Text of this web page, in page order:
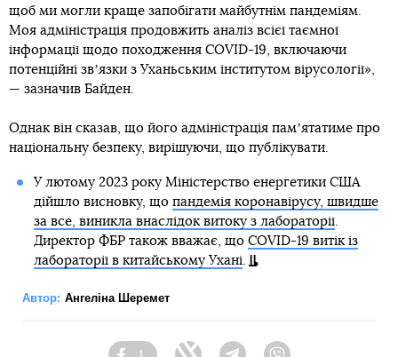
щоб ми могли краще запобігати майбутнім пандеміям.
Моя адміністрація продовжить аналіз всієї таємної
інформації щодо походження COVID-19, включаючи
потенційні звʼязки з Уханьським інститутом вірусології»,
— зазначив Байден.
Однак він сказав, що його адміністрація памʼятатиме про
національну безпеку, вирішуючи, що публікувати.
У лютому 2023 року Міністерство енергетики США
дійшло висновку, що пандемія коронавірусу, швидше
за все, виникла внаслідок витоку з лабораторії.
Директор ФБР також вважає, що COVID-19 витік із
лабораторії в китайському Ухані.
Автор: Ангеліна Шеремет